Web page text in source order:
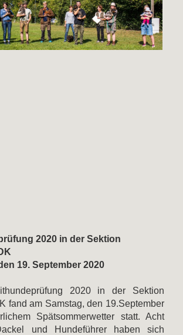
2020 in der Sektion
19. September 2020
2020 in der Sektion
fand am Samstag, den 19.September
Spätsommerwetter statt. Acht
und Hundeführer haben sich